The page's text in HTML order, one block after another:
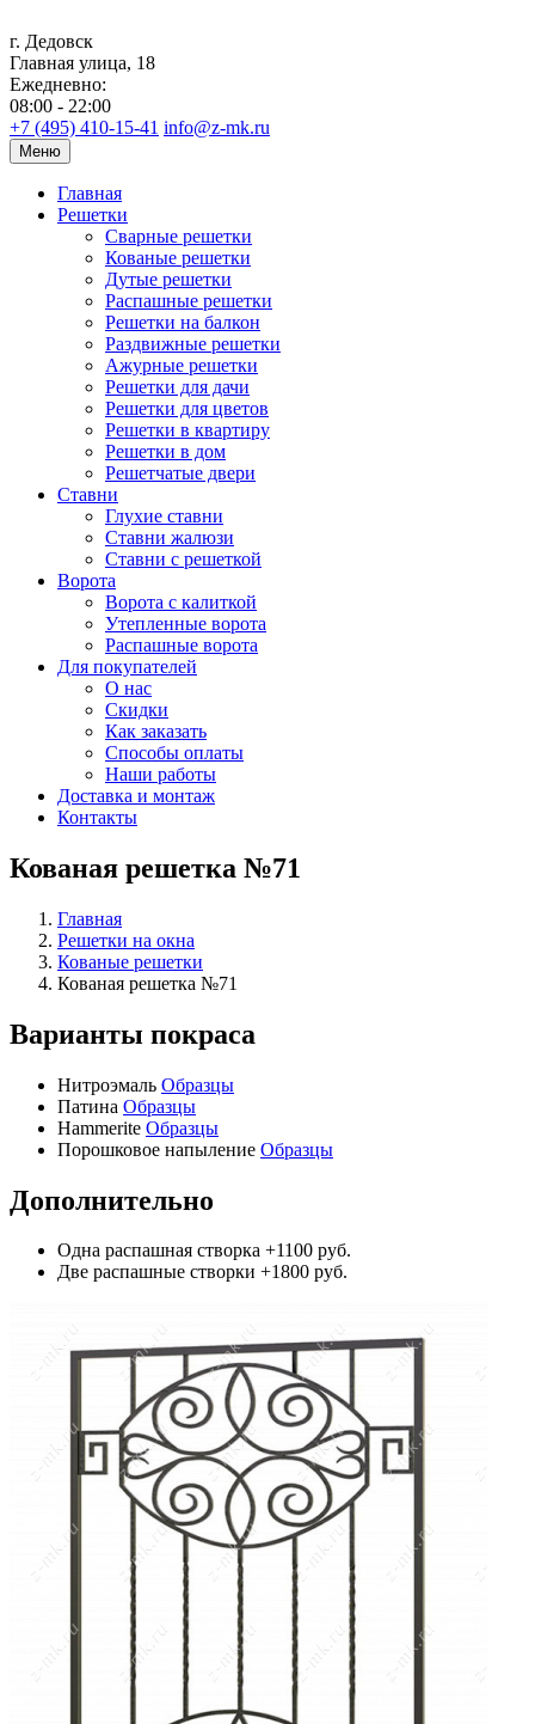
г. Дедовск
Главная улица, 18
Ежедневно:
08:00 - 22:00
+7 (495) 410-15-41 info@z-mk.ru
Меню
Главная
Решетки
Сварные решетки
Кованые решетки
Дутые решетки
Распашные решетки
Решетки на балкон
Раздвижные решетки
Ажурные решетки
Решетки для дачи
Решетки для цветов
Решетки в квартиру
Решетки в дом
Решетчатые двери
Ставни
Глухие ставни
Ставни жалюзи
Ставни с решеткой
Ворота
Ворота с калиткой
Утепленные ворота
Распашные ворота
Для покупателей
О нас
Скидки
Как заказать
Способы оплаты
Наши работы
Доставка и монтаж
Контакты
Кованая решетка №71
Главная
Решетки на окна
Кованые решетки
Кованая решетка №71
Варианты покраса
Нитроэмаль Образцы
Патина Образцы
Hammerite Образцы
Порошковое напыление Образцы
Дополнительно
Одна распашная створка +1100 руб.
Две распашные створки +1800 руб.